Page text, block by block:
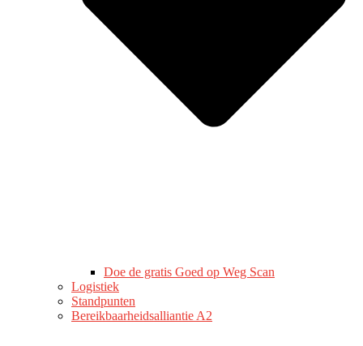
Doe de gratis Goed op Weg Scan
Logistiek
Standpunten
Bereikbaarheidsalliantie A2